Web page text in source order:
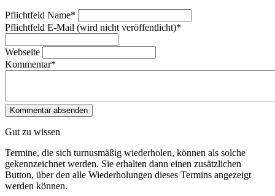
Pflichtfeld Name*
Pflichtfeld E-Mail (wird nicht veröffentlicht)*
Webseite
Kommentar*
Gut zu wissen
Termine, die sich turnusmäßig wiederholen, können als solche
gekennzeichnet werden. Sie erhalten dann einen zusätzlichen
Button, über den alle Wiederholungen dieses Termins angezeigt
werden können.